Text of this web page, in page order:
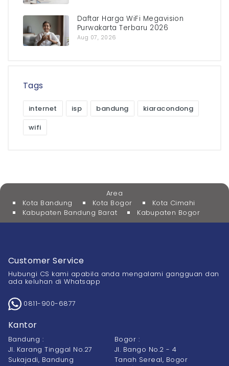
Daftar Harga WiFi Megavision
Purwakarta Terbaru 2026
Aug 07, 2026
Tags
internet isp bandung
kiaracondong
wifi
Area
Kota Bandung
Kota Bogor
Kota Cimahi
Kabupaten Bandung Barat
Kabupaten Bogor
Customer Service
Hubungi CS kami apabila anda mengalami gangguan dan
ada keluhan di Whatsapp
0811-900-6877
Kantor
Bandung :
Jl. Karang Tinggal No.27
Sukajadi, Bandung
Bogor :
Jl. Bango No.2 - 4
Tanah Sereal, Bogor